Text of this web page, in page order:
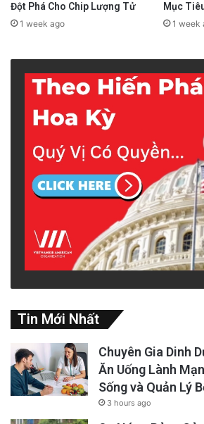
Đột Phá Cho Chip Lượng Tử
1 week ago
Mục
1 week
Tin Mới Nhất
Chuyên Gia Dinh
Ăn Uống Lành
Sống và Quản Lý
3 hours ago